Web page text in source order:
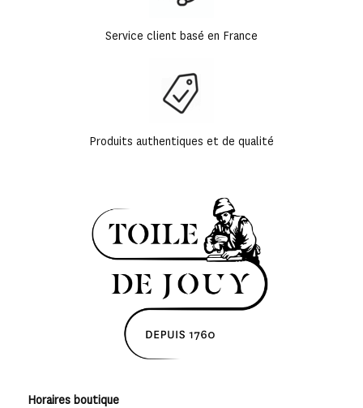
Service client basé en France
Produits authentiques et de qualité
Horaires boutique